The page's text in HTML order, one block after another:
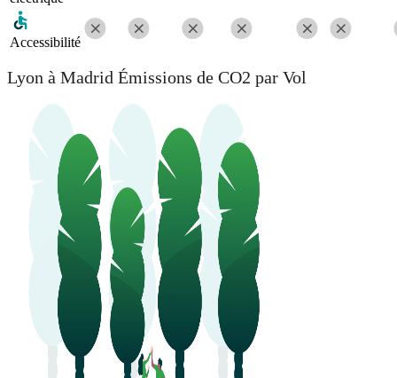
Accessibilité
Lyon à Madrid Émissions de CO2 par Vol